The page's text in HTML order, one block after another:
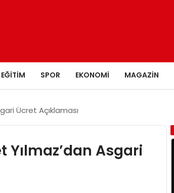
EĞITIM SPOR EKONOMI MAGAZIN
Ücret Açıklaması
Yılmaz’dan Asgari